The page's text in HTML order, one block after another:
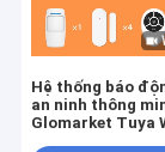
Hệ thống báo
an ninh thông
Glomarket Tuya